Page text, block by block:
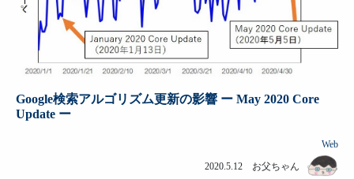
Google検索アルゴリズム更新の影響 ー May 2020 Core
Update ー
Web
2020.5.12 お父ちゃん